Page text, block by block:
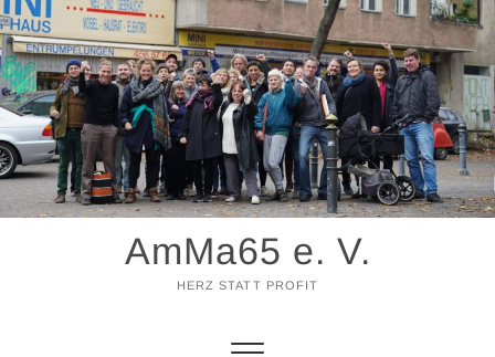
Zum
Inhalt
springen
AmMa65 e. V.
HERZ STATT PROFIT